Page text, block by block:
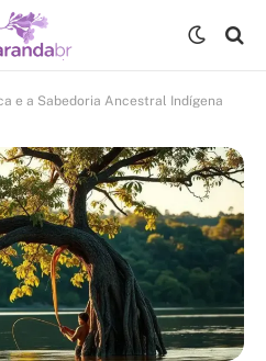
e a Sabedoria Ancestral Indígena